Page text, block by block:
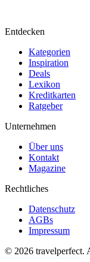
Entdecken
Kategorien
Inspiration
Deals
Lexikon
Kreditkarten
Ratgeber
Unternehmen
Über uns
Kontakt
Magazine
Rechtliches
Datenschutz
AGBs
Impressum
© 2026 travelperfect.